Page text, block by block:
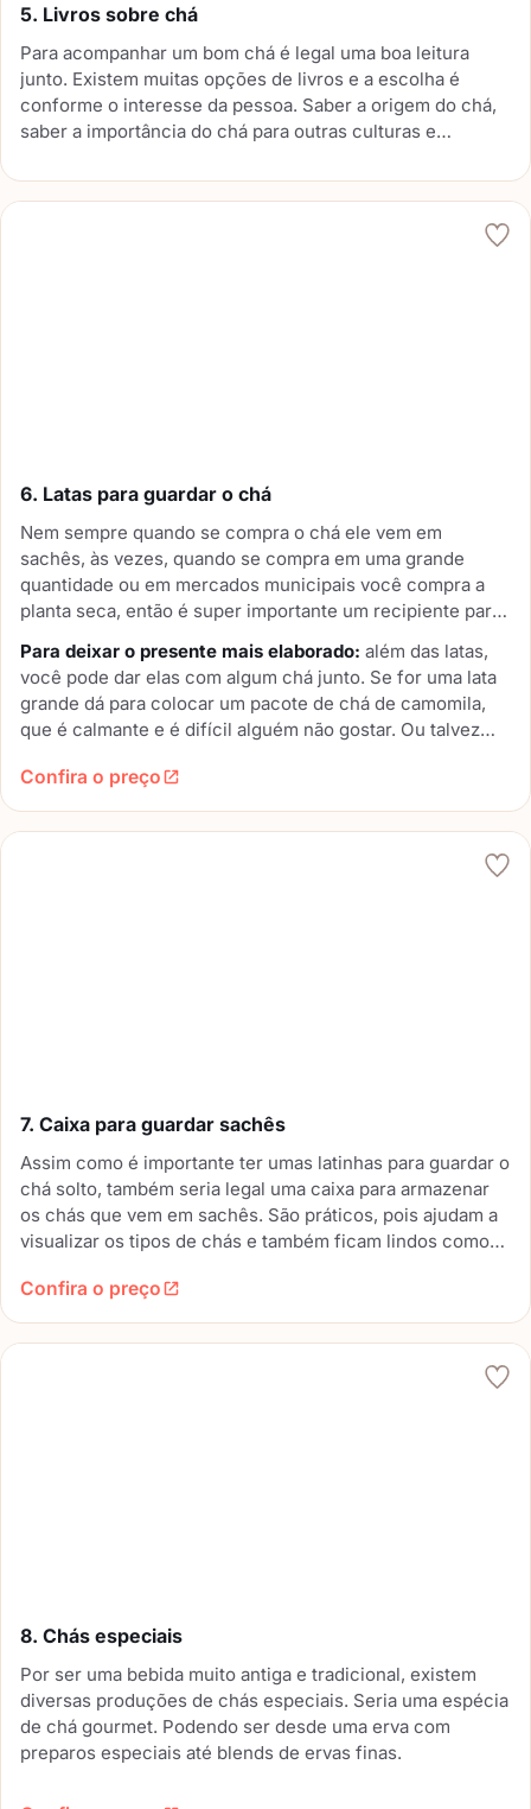
5. Livros sobre chá
Para acompanhar um bom chá é legal uma boa leitura
junto. Existem muitas opções de livros e a escolha é
conforme o interesse da pessoa. Saber a origem do chá,
saber a importância do chá para outras culturas e
6. Latas para guardar o chá
Nem sempre quando se compra o chá ele vem em
sachês, às vezes, quando se compra em uma grande
quantidade ou em mercados municipais você compra a
planta seca, então é super importante um recipiente para
bonitas é sempre útil.
Para deixar o presente mais elaborado: além das latas,
você pode dar elas com algum chá junto. Se for uma lata
grande dá para colocar um pacote de chá de camomila,
que é calmante e é difícil alguém não gostar. Ou talvez
usar a criatividade.
Confira o preço
7. Caixa para guardar sachês
Assim como é importante ter umas latinhas para guardar o
chá solto, também seria legal uma caixa para armazenar
os chás que vem em sachês. São práticos, pois ajudam a
visualizar os tipos de chás e também ficam lindos como
Confira o preço
8. Chás especiais
Por ser uma bebida muito antiga e tradicional, existem
diversas produções de chás especiais. Seria uma espécia
de chá gourmet. Podendo ser desde uma erva com
preparos especiais até blends de ervas finas.